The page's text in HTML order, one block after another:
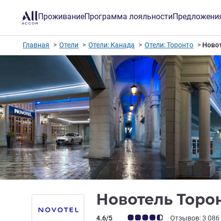
ПроживаниеПрограмма лояльности
Главная Отели Отели: Канада Отели: Торонто
Новотель
Примечание: отзывы клиентов
4.6/5 Отзывов: 3 086